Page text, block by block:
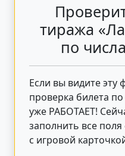
тиража
по
Если вы видите эту
проверка билета
уже РАБОТАЕТ!
заполнить все
с игровой